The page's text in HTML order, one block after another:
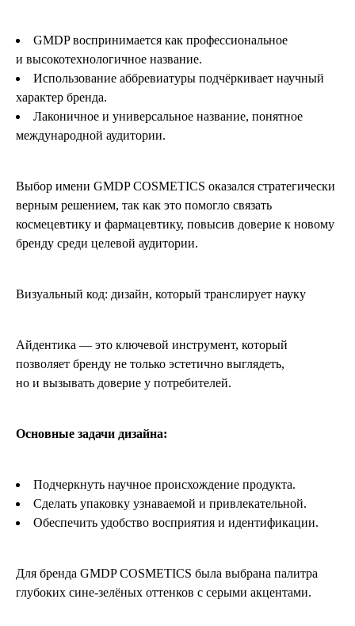
GMDP воспринимается как профессиональное
и высокотехнологичное название.
Использование аббревиатуры подчёркивает научный
характер бренда.
Лаконичное и универсальное название, понятное
международной аудитории.
Выбор имени GMDP COSMETICS оказался стратегически
верным решением, так как это помогло связать
космецевтику и фармацевтику, повысив доверие к новому
бренду среди целевой аудитории.
Визуальный код: дизайн, который транслирует науку
Айдентика — это ключевой инструмент, который
позволяет бренду не только эстетично выглядеть,
но и вызывать доверие у потребителей.
Основные задачи дизайна:
Подчеркнуть научное происхождение продукта.
Сделать упаковку узнаваемой и привлекательной.
Обеспечить удобство восприятия и идентификации.
Для бренда GMDP COSMETICS была выбрана палитра
глубоких сине-зелёных оттенков с серыми акцентами.